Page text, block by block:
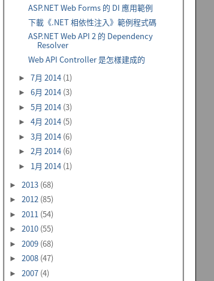
ASP.NET Web Forms 的 DI 應用範例
下載《.NET 相依性注入》範例程式碼
ASP.NET Web API 2 的 Dependency
Resolver
Web API Controller 是怎樣建成的
►7月 2014 (1)
►6月 2014 (3)
►5月 2014 (3)
►4月 2014 (5)
►3月 2014 (6)
►2月 2014 (6)
► 1月 2014 (1)
► 2013 (68)
► 2012 (85)
► 2011 (54)
► 2010 (55)
► 2009 (68)
► 2008 (47)
► 2007 (4)